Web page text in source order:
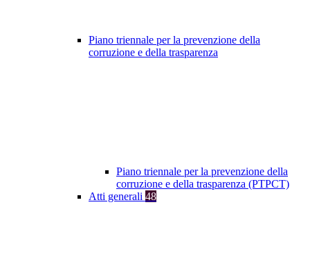
Piano triennale per la prevenzione della
corruzione e della trasparenza
Piano triennale per la prevenzione della
corruzione e della trasparenza (PTPCT)
Atti generali 48